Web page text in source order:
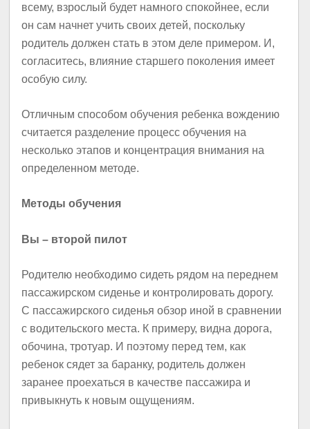
всему, взрослый будет намного спокойнее, если
он сам начнет учить своих детей, поскольку
родитель должен стать в этом деле примером. И,
согласитесь, влияние старшего поколения имеет
особую силу.
Отличным способом обучения ребенка вождению
считается разделение процесс обучения на
несколько этапов и концентрация внимания на
определенном методе.
Методы обучения
Вы – второй пилот
Родителю необходимо сидеть рядом на переднем
пассажирском сиденье и контролировать дорогу.
С пассажирского сиденья обзор иной в сравнении
с водительского места. К примеру, видна дорога,
обочина, тротуар. И поэтому перед тем, как
ребенок сядет за баранку, родитель должен
заранее проехаться в качестве пассажира и
привыкнуть к новым ощущениям.